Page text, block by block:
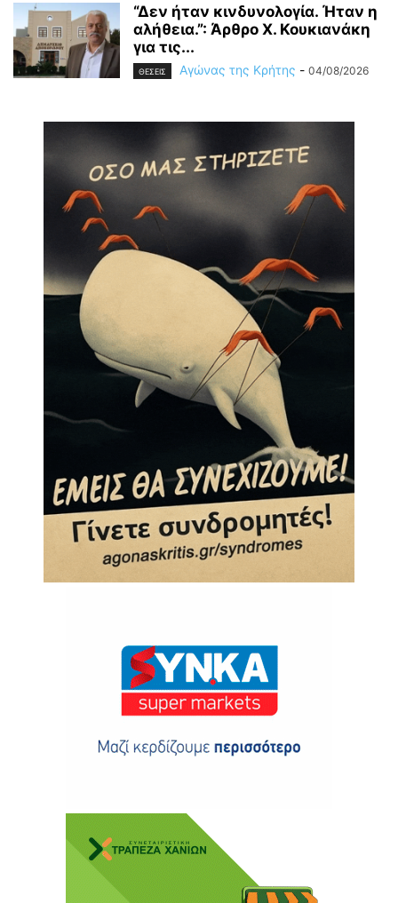
“Δεν ήταν κινδυνολογία. Ήταν η
αλήθεια.”: Άρθρο Χ. Κουκιανάκη
για τις...
ΘΕΣΕΙΣ Αγώνας της Κρήτης - 04/08/2026